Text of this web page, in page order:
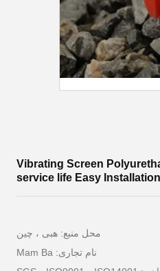
Vibrating Screen
service life Easy Installation
محل منبع: هبی ، چین
نام تجاری: Mam Ba